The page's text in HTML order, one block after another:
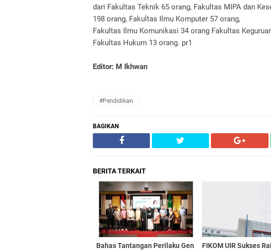
dari Fakultas Teknik 65 orang, Fakultas MIPA dan
198 orang, Fakultas Ilmu Komputer 57 orang,
Fakultas Ilmu Komunikasi 34 orang Fakultas
Fakultas Hukum 13 orang. pr1
Editor: M Ikhwan
#Pendidikan
BAGIKAN
BERITA TERKAIT
Bahas Tantangan Perilaku Gen
FIKOM UIR Sukses